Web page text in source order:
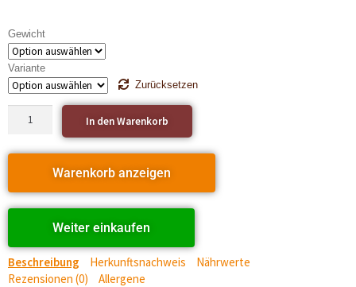
Gewicht
Variante
Zurücksetzen
In den Warenkorb
Warenkorb anzeigen
Weiter einkaufen
Beschreibung Herkunftsnachweis
Nährwerte
Rezensionen (0)
Allergene